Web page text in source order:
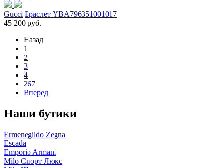
Gucci Браслет YBA796351001017
45 200 руб.
Назад
1
2
3
4
267
Вперед
Наши бутики
Ermenegildo Zegna
Escada
Emporio Armani
Milo Спорт Люкс